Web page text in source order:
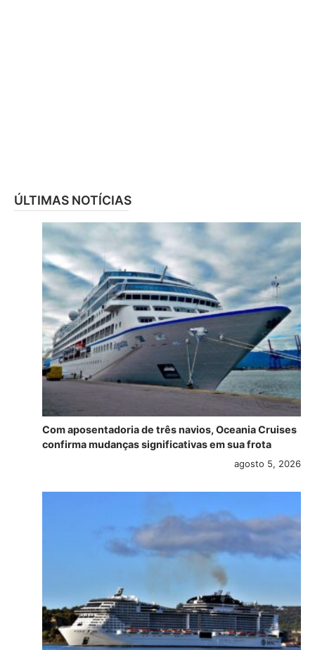
ÚLTIMAS NOTÍCIAS
Com aposentadoria de três navios, Oceania Cruises
confirma mudanças significativas em sua frota
agosto 5, 2026